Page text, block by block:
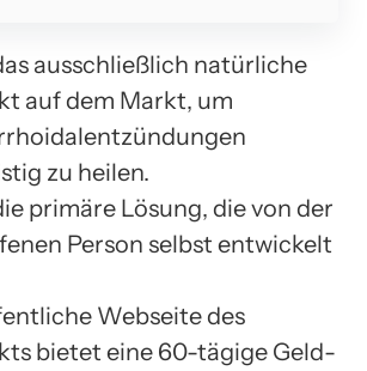
ausschließlich natürliche
auf dem Markt, um
zu heilen.
primäre Lösung, die von der
Person selbst entwickelt
Webseite des
bietet eine 60-tägige Geld-